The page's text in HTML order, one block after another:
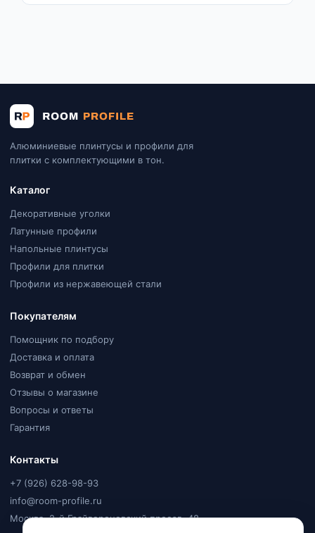
Алюминиевые плинтусы и профили для
плитки с комплектующими в тон.
Каталог
Декоративные уголки
Латунные профили
Напольные плинтусы
Профили для плитки
Профили из нержавеющей стали
Покупателям
Помощник по подбору
Доставка и оплата
Возврат и обмен
Отзывы о магазине
Вопросы и ответы
Гарантия
Контакты
+7 (926) 628-98-93
info@room-profile.ru
Москва, 2-й Грайвороновский проезд, 48